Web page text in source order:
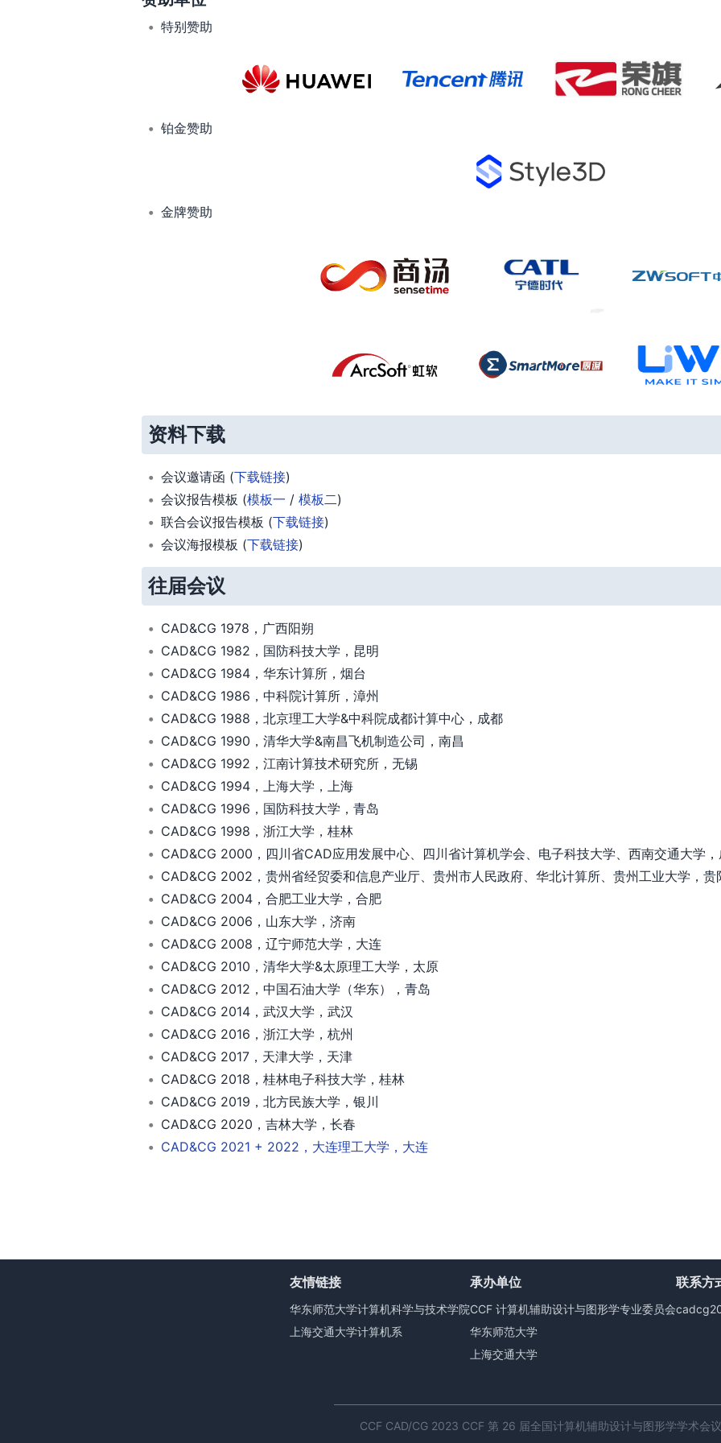
特别赞助
铂金赞助
金牌赞助
资料下载
会议邀请函 (下载链接)
会议报告模板 (模板一 / 模板二)
联合会议报告模板 (下载链接)
会议海报模板 (下载链接)
往届会议
CAD&CG 1978，广西阳朔
CAD&CG 1982，国防科技大学，昆明
CAD&CG 1984，华东计算所，烟台
CAD&CG 1986，中科院计算所，漳州
CAD&CG 1988，北京理工大学&中科院成都计算中心，成都
CAD&CG 1990，清华大学&南昌飞机制造公司，南昌
CAD&CG 1992，江南计算技术研究所，无锡
CAD&CG 1994，上海大学，上海
CAD&CG 1996，国防科技大学，青岛
CAD&CG 1998，浙江大学，桂林
CAD&CG 2000，四川省CAD应用发展中心、四川省计算机学会、电子科技大学、西南交通大学
CAD&CG 2002，贵州省经贸委和信息产业厅、贵州市人民政府、华北计算所、贵州工业大学，贵
CAD&CG 2004，合肥工业大学，合肥
CAD&CG 2006，山东大学，济南
CAD&CG 2008，辽宁师范大学，大连
CAD&CG 2010，清华大学&太原理工大学，太原
CAD&CG 2012，中国石油大学（华东），青岛
CAD&CG 2014，武汉大学，武汉
CAD&CG 2016，浙江大学，杭州
CAD&CG 2017，天津大学，天津
CAD&CG 2018，桂林电子科技大学，桂林
CAD&CG 2019，北方民族大学，银川
CAD&CG 2020，吉林大学，长春
CAD&CG 2021 + 2022，大连理工大学，大连
友情链接
华东师范大学计算机科学与技术学院
上海交通大学计算机系
承办单位
CCF 计算机辅助设计与图形学专业委员会
华东师范大学
上海交通大学
联系方
CCF CAD/CG 2023 CCF 第 26 届全国计算机辅助设计与图形学学术会议